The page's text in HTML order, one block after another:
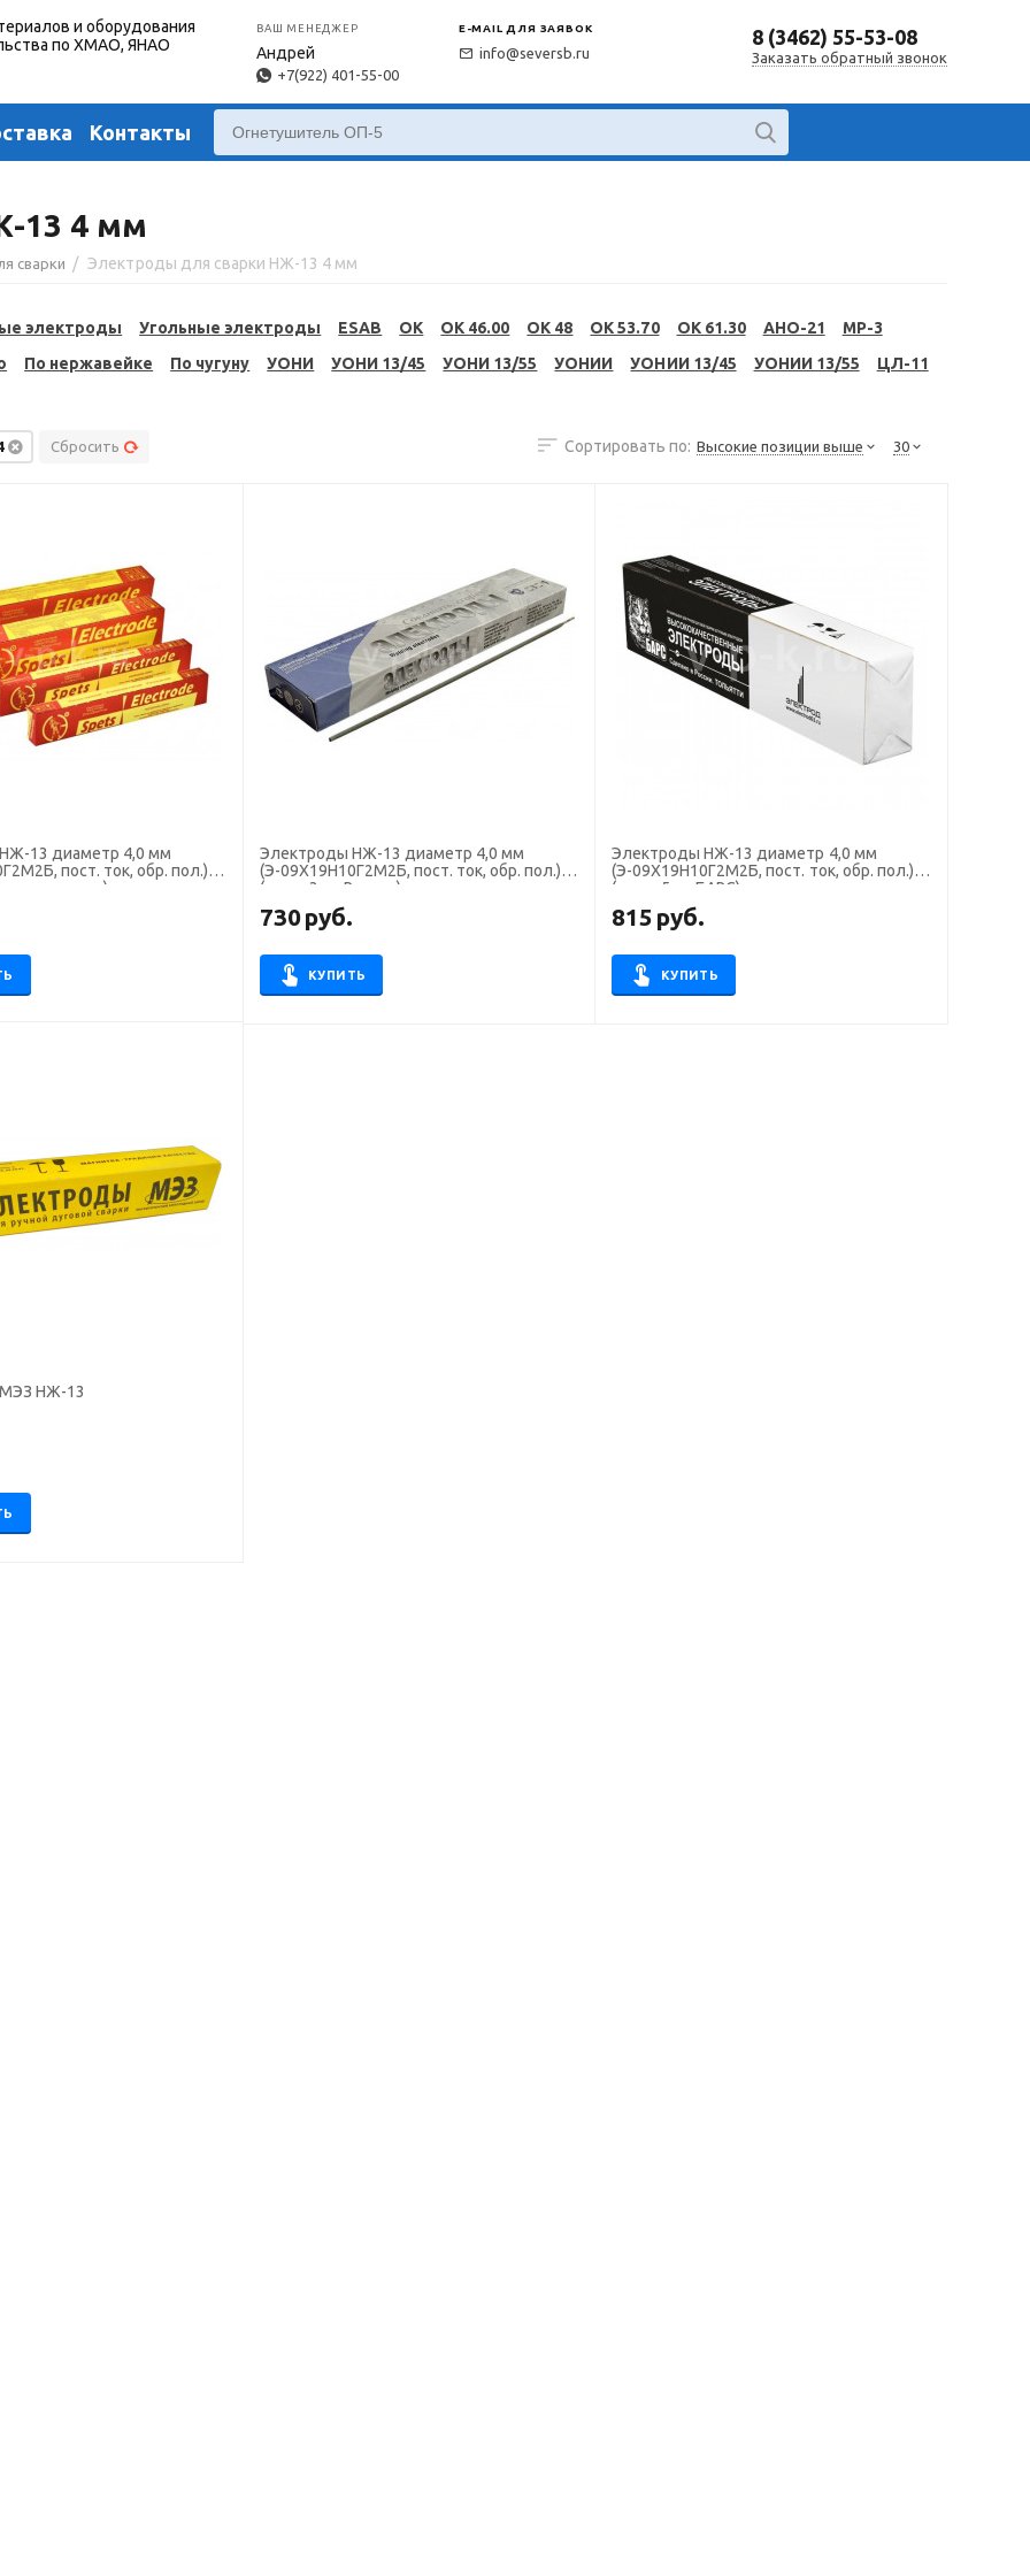
и оборудования
по ХМАО, ЯНАО
ВАШ МЕНЕДЖЕР
Андрей
+7(922) 401-55-00
E-MAIL ДЛЯ ЗАЯВОК
info@seversb.ru
8 (3462) 55-53-08
Заказать обратный звонок
Контакты
13 4 мм
сварки / Электроды для сварки НЖ-13 4 мм
электроды Угольные электроды ESAB OK OK 46.00 OK 48 OK 53.70 OK 61.30 АНО-21
МР-3
По нержавейке По чугуну УОНИ УОНИ 13/45 УОНИ 13/55 УОНИИ УОНИИ 13/45 УОНИИ 13/55
ЦЛ-11
Сбросить Сортировать по: Высокие позиции выше 30
13 диаметр 4,0 мм
пост. ток, обр. пол.)
Электроды НЖ-13 диаметр 4,0 мм
(Э-09Х19Н10Г2М2Б, пост. ток, обр. пол.)
(пачка 3 кг, Ротекс)
730руб.
КУПИТЬ
Электроды НЖ-13 диаметр 4,0 мм
(Э-09Х19Н10Г2М2Б, пост. ток, обр. пол.)
(пачка 5 кг, БАРС)
815 руб.
КУПИТЬ
НЖ-13